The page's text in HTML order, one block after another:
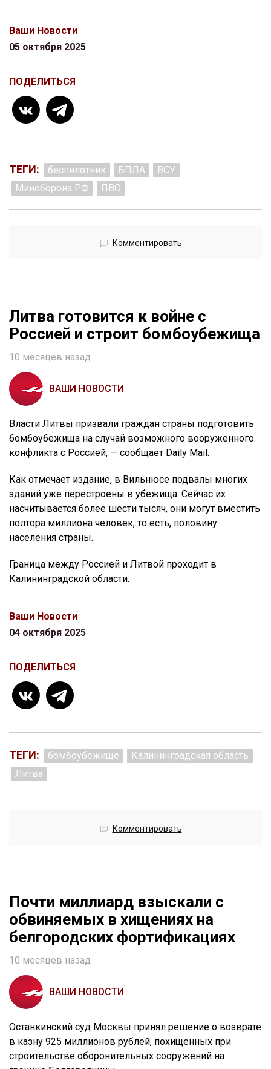
Ваши Новости
05 октября 2025
ПОДЕЛИТЬСЯ
ТЕГИ: беспилотник БПЛА
ВСУ
Миноборона РФ
ПВО
Комментировать
Литва готовится к войне с
Россией и строит бомбоубежища
10 месяцев назад
ВАШИ НОВОСТИ
Власти Литвы призвали граждан страны подготовить
бомбоубежища на случай возможного вооруженного
конфликта с Россией, — сообщает Daily Mail.
Как отмечает издание, в Вильнюсе подвалы многих
зданий уже перестроены в убежища. Сейчас их
насчитывается более шести тысяч, они могут вместить
полтора миллиона человек, то есть, половину
населения страны.
Граница между Россией и Литвой проходит в
Калининградской области.
Ваши Новости
04 октября 2025
ПОДЕЛИТЬСЯ
ТЕГИ: бомбоубежище
Калининградская область
Литва
Комментировать
Почти миллиард взыскали с
обвиняемых в хищениях на
белгородских фортификациях
10 месяцев назад
ВАШИ НОВОСТИ
Останкинский суд Москвы принял решение о возврате
в казну 925 миллионов рублей, похищенных при
строительстве оборонительных сооружений на